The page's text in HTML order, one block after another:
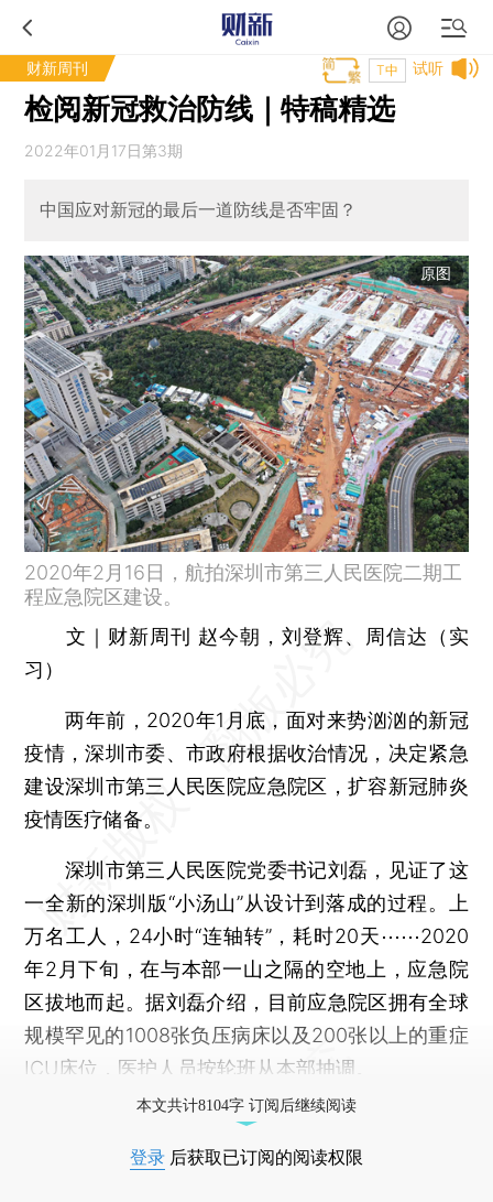
财新周刊 试听
T中
检阅新冠救治防线｜特稿精选
2022年01月17日第3期
中国应对新冠的最后一道防线是否牢固？
原图
2020年2月16日，航拍深圳市第三人民医院二期工
程应急院区建设。
文｜财新周刊 赵今朝，刘登辉、周信达（实
习）
两年前，2020年1月底，面对来势汹汹的新冠
疫情，深圳市委、市政府根据收治情况，决定紧急
建设深圳市第三人民医院应急院区，扩容新冠肺炎
疫情医疗储备。
深圳市第三人民医院党委书记刘磊，见证了这
一全新的深圳版“小汤山”从设计到落成的过程。上
万名工人，24小时“连轴转”，耗时20天⋯⋯2020
年2月下旬，在与本部一山之隔的空地上，应急院
区拔地而起。据刘磊介绍，目前应急院区拥有全球
规模罕见的1008张负压病床以及200张以上的重症
ICU床位，医护人员按轮班从本部抽调。
本文共计8104字 订阅后继续阅读
登录 后获取已订阅的阅读权限